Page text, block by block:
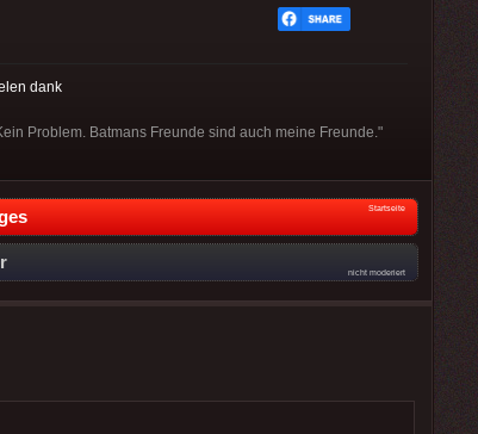
dank
Problem. Batmans Freunde sind auch meine Freunde."
Startseite
nicht moderiert